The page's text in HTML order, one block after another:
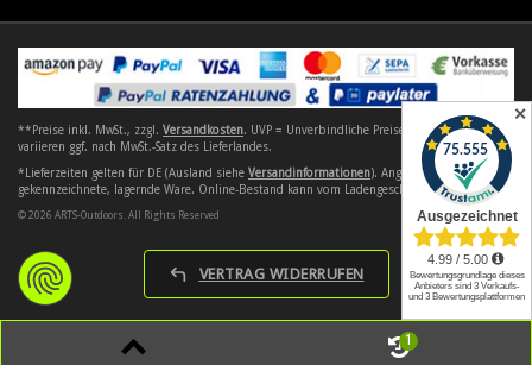
VERTRAG WIDERRUFEN
**Preise inkl. MwSt., zzgl. Versandkosten. UVP = Unverbindliche Preisempfehlung. Preise
variieren ggf. nach MwSt.-Satz des Lieferlandes.
*Lieferzeiten gelten für DE (Ausland siehe Versandinformationen). Angebote gelten nur für
gekennzeichnete, lagernde Ware. Online-Bestand kann vom Ladengeschäft abweichen.
© 2026 ARTS-Outdoors. All Rights Reserved
1
✕